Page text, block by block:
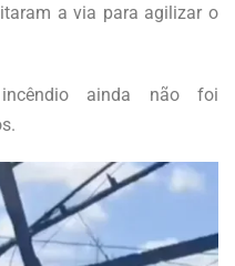
a via para agilizar o
ainda não foi